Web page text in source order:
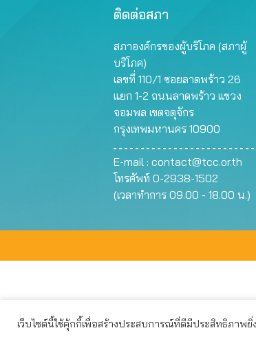
ติดต่อสภา
สภาองค์กรของผู้บริโภค (สภาผู้
บริโภค)
เลขที่ 110/1 ซอยลาดพร้าว 26
แยก 1-2 ถนนลาดพร้าว แขวง
จอมพล เขตจตุจักร
กรุงเทพมหานคร 10900
E-mail : contact@tcc.or.th
โทรศัพท์ 0-2938-1502
(เวลาทำการ 09.00 - 18.00 น.)
เว็บไซต์นี้ใช้คุ้กกี้เพื่อสร้างประสบการณ์ที่ดีมีประสิทธิภาพยิ่
เว็บไซต์นี้ใช้คุกกี้เพื่อมอบประสบการณ์การใช้ง